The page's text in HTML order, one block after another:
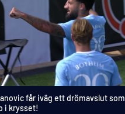
får iväg ett drömavslut som
i krysset!